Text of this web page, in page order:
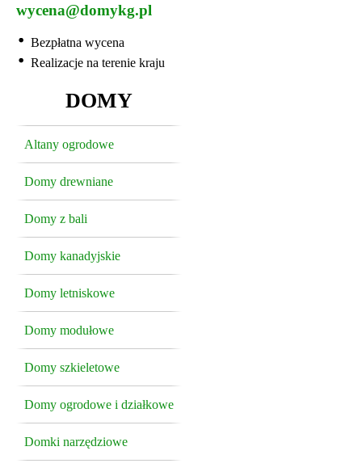
wycena@domykg.pl
Bezpłatna wycena
Realizacje na terenie kraju
DOMY
Altany ogrodowe
Domy drewniane
Domy z bali
Domy kanadyjskie
Domy letniskowe
Domy modułowe
Domy szkieletowe
Domy ogrodowe i działkowe
Domki narzędziowe